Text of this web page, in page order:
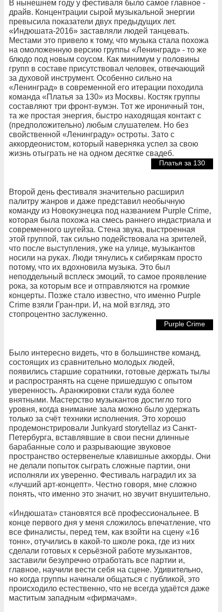
В нынешнем году у фестиваля было самое главное -
драйв. Концентрации сырой музыкальной энергии
превысила показатели двух предыдущих лет.
«Индюшата-2016» заставляли людей танцевать.
Местами это привело к тому, что музыка стала похожа
на омоложенную версию группы «Ленинград» - то же
блюдо под новым соусом. Как минимум у половины
групп в составе присутствовал человек, отвечающий
за духовой инструмент. Особенно сильно на
«Ленинград» в современной его итерации походила
команда «Платья за 130» из Москвы. Костяк группы
составляют три фронт-вумэн. Тот же ироничный тон,
та же простая энергия, быстро находящая контакт с
(предположительно) любым слушателем. Но без
свойственной «Ленинграду» остроты. Зато с
аккордеонистом, который наверняка успел за свою
жизнь отыграть не на одном десятке свадеб.
Платья за 130
Второй день фестиваля значительно расширил
палитру жанров и даже представил необычную
команду из Новокузнецка под названием Purple Crime,
которая была похожа на смесь раннего индастриала и
современного шугейза. Стена звука, выстроенная
этой группой, так сильно подействовала на зрителей,
что после выступления, уже на улице, музыкантов
носили на руках. Люди тянулись к сибирякам просто
потому, что их вдохновила музыка. Это был
неподдельный всплеск эмоций, то самое проявление
рока, за которым все и отправляются на громкие
концерты. Позже стало известно, что именно Purple
Crime взяли Гран-при. И, на мой взгляд, это
стопроцентно заслуженно.
Purple Crime
Было интересно видеть, что в большинстве команд,
состоящих из сравнительно молодых людей,
появились старшие соратники, готовые держать тылы
и распространять на сцене пришедшую с опытом
уверенность. Аранжировки стали куда более
внятными. Мастерство музыкантов достигло того
уровня, когда внимание зала можно было удержать
только за счёт техники исполнения. Это хорошо
продемонстрировали Junkyard storytellaz из Санкт-
Петербурга, вставлявшие в свои песни длинные
барабанные соло и разрывающие звуковое
пространство остервенелые клавишные аккорды. Они
не делали попыток сыграть сложные партии, они
исполняли их уверенно. Фестиваль наградил их за
«лучший арт-концепт». Честно говоря, мне сложно
понять, что именно это значит, но звучит внушительно.
«Индюшата» становятся всё профессиональнее. В
конце первого дня у меня сложилось впечатление, что
все финалисты, перед тем, как взойти на сцену «16
тонн», отучились в какой-то школе рока, где из них
сделали готовых к серьёзной работе музыкантов,
заставили безупречно отработать все партии и,
главное, научили вести себя на сцене. Удивительно,
но когда группы начинали общаться с публикой, это
происходило естественно, что не всегда удаётся даже
маститым западным «фирмачам».